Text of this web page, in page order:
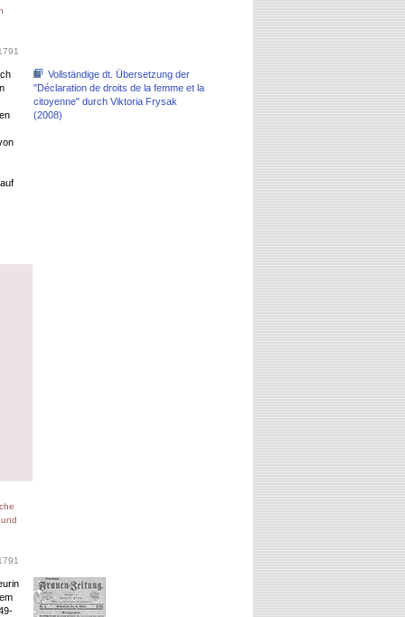
Vollständige dt. Übersetzung der
"Déclaration de droits de la femme et la
citoyenne" durch Viktoria Frysak
(2008)